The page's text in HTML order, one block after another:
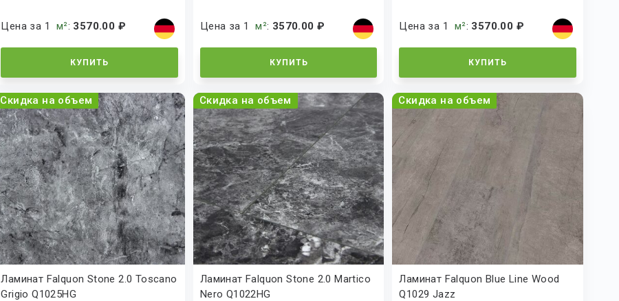
Цена за 1 м²: 3570.00 ₽
КУПИТЬ
Цена за 1м²: 3570.00 ₽
КУПИТЬ
Цена за 1 м²: 3570.00 ₽
КУПИТЬ
Скидка на объем
Ламинат Falquon Stone 2.0 Toscano
Grigio Q1025HG
Скидка на объем
Ламинат Falquon Stone 2.0 Martico
Nero Q1022HG
Скидка на объем
Ламинат Falquon Blue Line Wood
Q1029 Jazz